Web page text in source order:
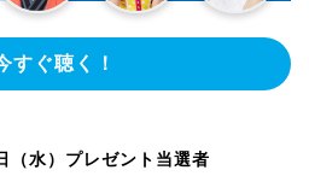
すぐ聴く！
（水）プレゼント当選者